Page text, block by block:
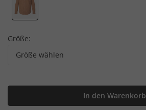
Größe:
Größe wählen
In den Warenkorb